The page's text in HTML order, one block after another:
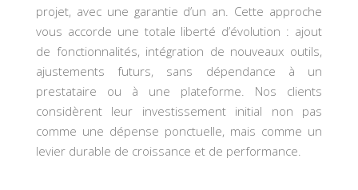
projet, avec une garantie d’un an. Cette approche
vous accorde une totale liberté d’évolution : ajout
de fonctionnalités, intégration de nouveaux outils,
ajustements futurs, sans dépendance à un
prestataire ou à une plateforme. Nos clients
considèrent leur investissement initial non pas
comme une dépense ponctuelle, mais comme un
levier durable de croissance et de performance.